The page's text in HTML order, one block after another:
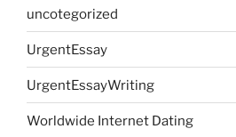
uncotegorized
UrgentEssay
UrgentEssayWriting
Worldwide Internet Dating